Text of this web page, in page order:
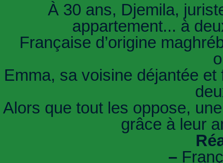
À 30 ans, Djemila,
appartement... à
Française d’origine
Emma, sa voisine déjantée
Alors que tout les oppose,
grâce à leur
–